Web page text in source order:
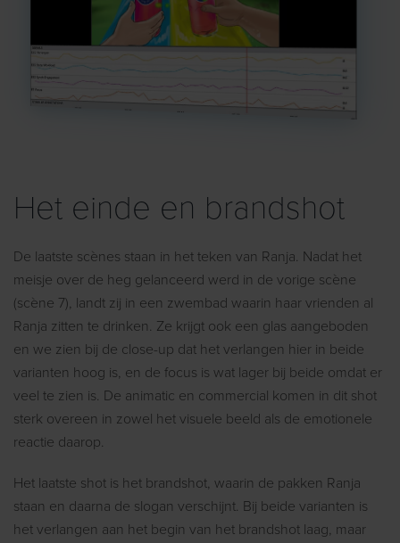
Het einde en brandshot
De laatste scènes staan in het teken van Ranja. Nadat het
meisje over de heg gelanceerd werd in de vorige scène
(scène 7), landt zij in een zwembad waarin haar vrienden al
Ranja zitten te drinken. Ze krijgt ook een glas aangeboden
en we zien bij de close-up dat het verlangen hier in beide
varianten hoog is, en de focus is wat lager bij beide omdat er
veel te zien is. De animatic en commercial komen in dit shot
sterk overeen in zowel het visuele beeld als de emotionele
reactie daarop.
Het laatste shot is het brandshot, waarin de pakken Ranja
staan en daarna de slogan verschijnt. Bij beide varianten is
het verlangen aan het begin van het brandshot laag, maar